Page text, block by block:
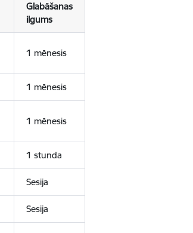
Glabāšanas
ilgums
1 mēnesis
1 mēnesis
1 mēnesis
1 stunda
Sesija
Sesija